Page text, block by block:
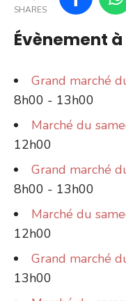
SHARES
Évènement
Grand marché
8h00 - 13h00
Marché du
12h00
Grand marché
8h00 - 13h00
Marché du
12h00
Grand marché
13h00